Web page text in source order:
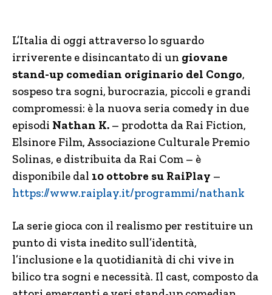
L’Italia di oggi attraverso lo sguardo
irriverente e disincantato di un giovane
stand-up comedian originario del Congo,
sospeso tra sogni, burocrazia, piccoli e grandi
compromessi: è la nuova seria comedy in due
episodi Nathan K. – prodotta da Rai Fiction,
Elsinore Film, Associazione Culturale Premio
Solinas, e distribuita da Rai Com – è
disponibile dal 10 ottobre su RaiPlay –
https://www.raiplay.it/programmi/nathank
La serie gioca con il realismo per restituire un
punto di vista inedito sull’identità,
l’inclusione e la quotidianità di chi vive in
bilico tra sogni e necessità. Il cast, composto da